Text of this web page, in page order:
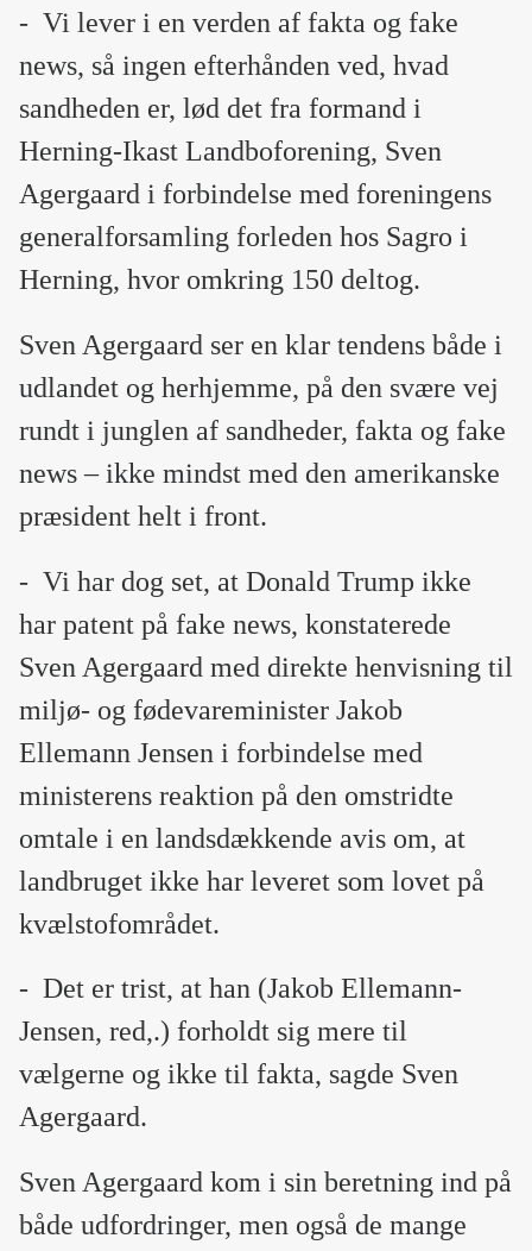
- Vi lever i en verden af fakta og fake
news, så ingen efterhånden ved, hvad
sandheden er, lød det fra formand i
Herning-Ikast Landboforening, Sven
Agergaard i forbindelse med foreningens
generalforsamling forleden hos Sagro i
Herning, hvor omkring 150 deltog.
Sven Agergaard ser en klar tendens både i
udlandet og herhjemme, på den svære vej
rundt i junglen af sandheder, fakta og fake
news – ikke mindst med den amerikanske
præsident helt i front.
- Vi har dog set, at Donald Trump ikke
har patent på fake news, konstaterede
Sven Agergaard med direkte henvisning til
miljø- og fødevareminister Jakob
Ellemann Jensen i forbindelse med
ministerens reaktion på den omstridte
omtale i en landsdækkende avis om, at
landbruget ikke har leveret som lovet på
kvælstofområdet.
- Det er trist, at han (Jakob Ellemann-
Jensen, red,.) forholdt sig mere til
vælgerne og ikke til fakta, sagde Sven
Agergaard.
Sven Agergaard kom i sin beretning ind på
både udfordringer, men også de mange